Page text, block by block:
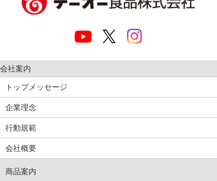
会社案内
トップメッセージ
企業理念
行動規範
会社概要
商品案内